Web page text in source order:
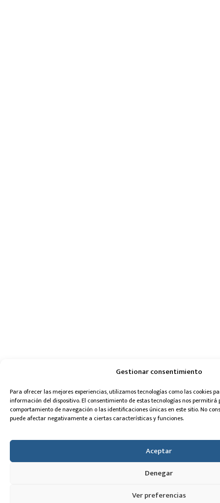
Gestionar consentimiento
Para ofrecer las mejores experiencias, utilizamos tecnologías como las cookies
información del dispositivo. El consentimiento de estas tecnologías nos permitirá
comportamiento de navegación o las identificaciones únicas en este sitio. No
puede afectar negativamente a ciertas características y funciones.
Aceptar
Denegar
Ver preferencias